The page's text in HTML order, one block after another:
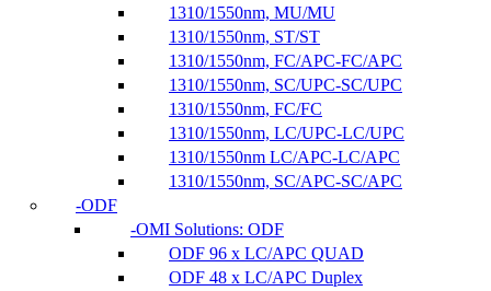
1310/1550nm, MU/MU
1310/1550nm, ST/ST
1310/1550nm, FC/APC-FC/APC
1310/1550nm, SC/UPC-SC/UPC
1310/1550nm, FC/FC
1310/1550nm, LC/UPC-LC/UPC
1310/1550nm LC/APC-LC/APC
1310/1550nm, SC/APC-SC/APC
ODF
OMI Solutions: ODF
ODF 96 x LC/APC QUAD
ODF 48 x LC/APC Duplex